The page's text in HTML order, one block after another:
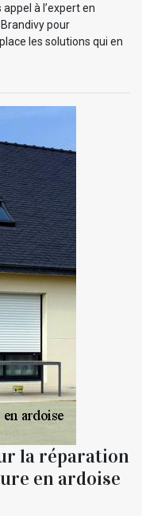
à l’expert en
pour
les solutions qui en
la réparation
en ardoise